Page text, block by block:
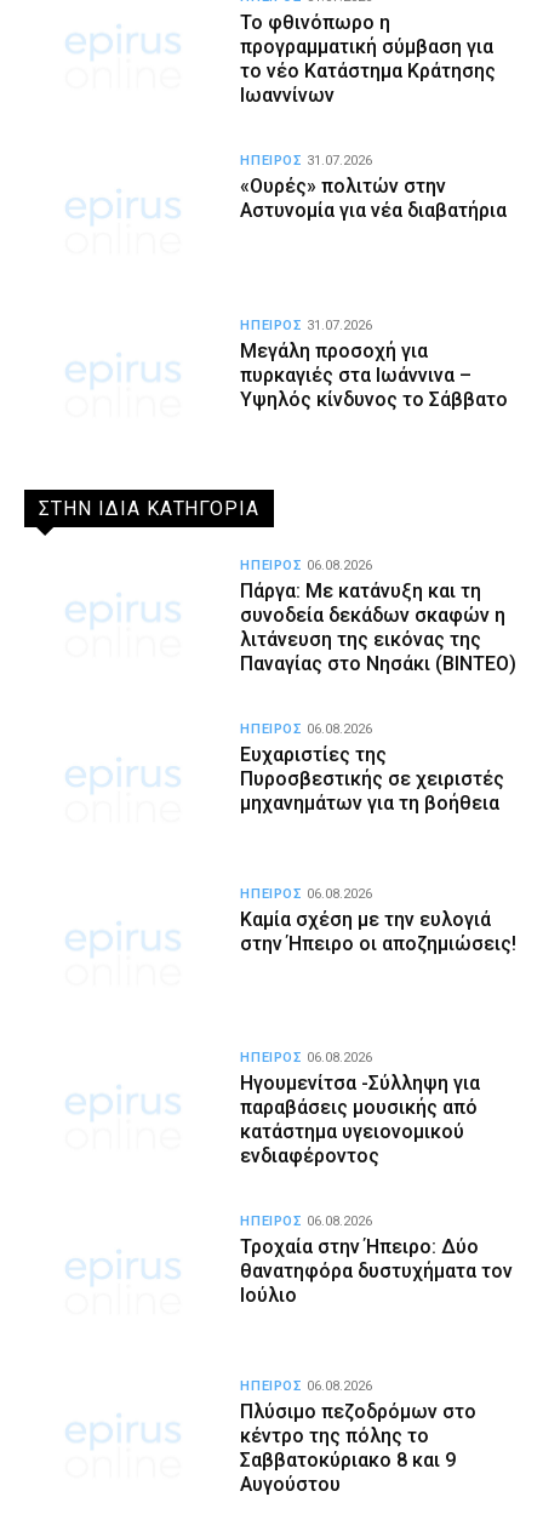
Το φθινόπωρο η
προγραμματική σύμβαση για
το νέο Κατάστημα Κράτησης
Ιωαννίνων
«Ουρές» πολιτών στην
Αστυνομία για νέα διαβατήρια
ΗΠΕΙΡΟΣ 31.07.2026
Μεγάλη προσοχή για
πυρκαγιές στα Ιωάννινα –
Υψηλός κίνδυνος το Σάββατο
ΗΠΕΙΡΟΣ 31.07.2026
ΣΤΗΝ ΙΔΙΑ ΚΑΤΗΓΟΡΙΑ
Πάργα: Με κατάνυξη και τη
συνοδεία δεκάδων σκαφών η
λιτάνευση της εικόνας της
Παναγίας στο Νησάκι (BINTEO)
ΗΠΕΙΡΟΣ 06.08.2026
Ευχαριστίες της
Πυροσβεστικής σε χειριστές
μηχανημάτων για τη βοήθεια
ΗΠΕΙΡΟΣ 06.08.2026
Καμία σχέση με την ευλογιά
στην Ήπειρο οι αποζημιώσεις!
ΗΠΕΙΡΟΣ 06.08.2026
Ηγουμενίτσα -Σύλληψη για
παραβάσεις μουσικής από
κατάστημα υγειονομικού
ενδιαφέροντος
ΗΠΕΙΡΟΣ 06.08.2026
Τροχαία στην Ήπειρο: Δύο
θανατηφόρα δυστυχήματα τον
Ιούλιο
ΗΠΕΙΡΟΣ 06.08.2026
Πλύσιμο πεζοδρόμων στο
κέντρο της πόλης το
Σαββατοκύριακο 8 και 9
Αυγούστου
ΗΠΕΙΡΟΣ 06.08.2026